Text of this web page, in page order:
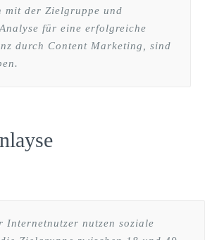
mit der Zielgruppe und
für eine erfolgreiche
durch Content Marketing, sind
Internetnutzer nutzen soziale